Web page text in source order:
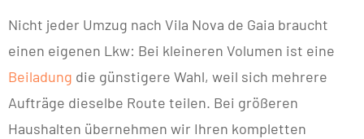
Nicht jeder Umzug nach Vila Nova de Gaia braucht
einen eigenen Lkw: Bei kleineren Volumen ist eine
Beiladung die günstigere Wahl, weil sich mehrere
Aufträge dieselbe Route teilen. Bei größeren
Haushalten übernehmen wir Ihren kompletten